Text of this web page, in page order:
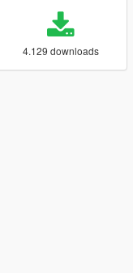
4.129 downloads